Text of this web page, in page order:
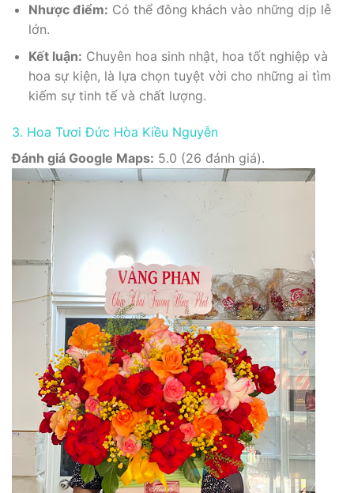
Nhược điểm: Có thể đông khách vào những dịp lễ
lớn.
Kết luận: Chuyên hoa sinh nhật, hoa tốt nghiệp và
hoa sự kiện, là lựa chọn tuyệt vời cho những ai tìm
kiếm sự tinh tế và chất lượng.
3. Hoa Tươi Đức Hòa Kiều Nguyễn
Đánh giá Google Maps: 5.0 (26 đánh giá).